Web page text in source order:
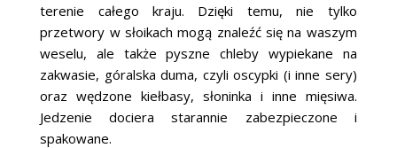
terenie całego kraju. Dzięki temu, nie tylko
przetwory w słoikach mogą znaleźć się na waszym
weselu, ale także pyszne chleby wypiekane na
zakwasie, góralska duma, czyli oscypki (i inne sery)
oraz wędzone kiełbasy, słoninka i inne mięsiwa.
Jedzenie dociera starannie zabezpieczone i
spakowane.